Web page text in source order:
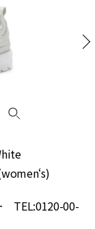
TEL:0120-00-